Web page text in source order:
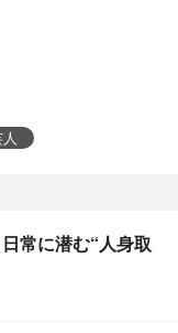
常に潜む“人身取